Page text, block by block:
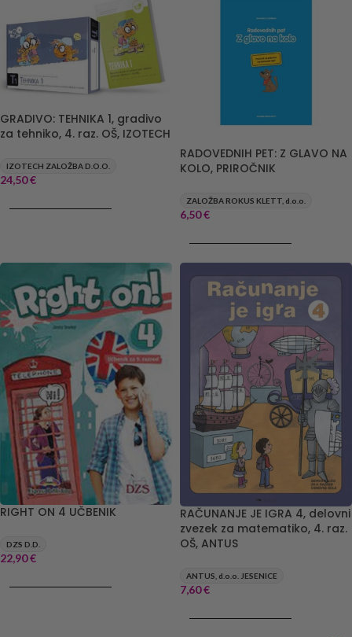
GRADIVO: TEHNIKA 1, gradivo
za tehniko, 4. raz. OŠ, IZOTECH
IZOTECH ZALOŽBA D.O.O.
24,50€
RADOVEDNIH PET: Z GLAVO NA
KOLO, PRIROČNIK
ZALOŽBA ROKUS KLETT, d.o.o.
6,50€
RIGHT ON 4 UČBENIK
DZS D.D.
22,90€
RAČUNANJE JE IGRA 4, delovni
zvezek za matematiko, 4. raz.
OŠ, ANTUS
ANTUS, d.o.o. JESENICE
7,60€